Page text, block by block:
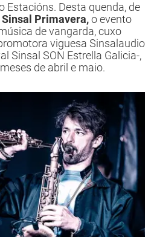
Estacións. Desta quenda, de
Sinsal Primavera,o evento
de vangarda, cuxo
viguesa Sinsalaudio
Sinsal SON Estrella Galicia-,
de abril e maio.